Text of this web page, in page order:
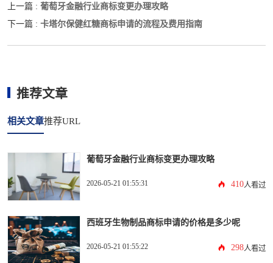
上一篇 : 葡萄牙金融行业商标变更办理攻略
下一篇 : 卡塔尔保健红糖商标申请的流程及费用指南
推荐文章
相关文章推荐URL
葡萄牙金融行业商标变更办理攻略
2026-05-21 01:55:31 410人看过
西班牙生物制品商标申请的价格是多少呢
2026-05-21 01:55:22 298人看过